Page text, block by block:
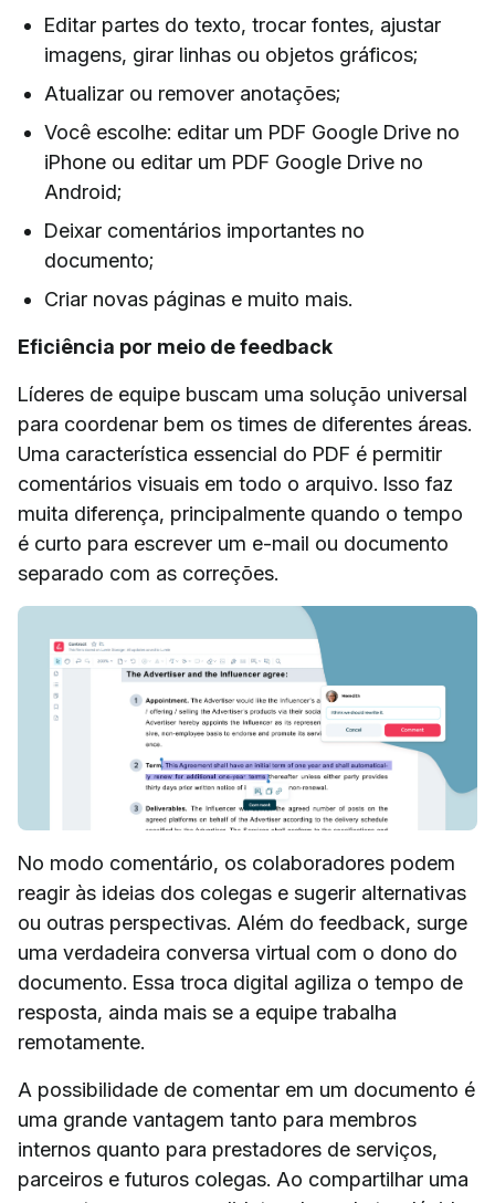
Editar partes do texto, trocar fontes, ajustar
imagens, girar linhas ou objetos gráficos;
Atualizar ou remover anotações;
Você escolhe: editar um PDF Google Drive no
iPhone ou editar um PDF Google Drive no
Android;
Deixar comentários importantes no
documento;
Criar novas páginas e muito mais.
Eficiência por meio de feedback
Líderes de equipe buscam uma solução universal
para coordenar bem os times de diferentes áreas.
Uma característica essencial do PDF é permitir
comentários visuais em todo o arquivo. Isso faz
muita diferença, principalmente quando o tempo
é curto para escrever um e-mail ou documento
separado com as correções.
No modo comentário, os colaboradores podem
reagir às ideias dos colegas e sugerir alternativas
ou outras perspectivas. Além do feedback, surge
uma verdadeira conversa virtual com o dono do
documento. Essa troca digital agiliza o tempo de
resposta, ainda mais se a equipe trabalha
remotamente.
A possibilidade de comentar em um documento é
uma grande vantagem tanto para membros
internos quanto para prestadores de serviços,
parceiros e futuros colegas. Ao compartilhar uma